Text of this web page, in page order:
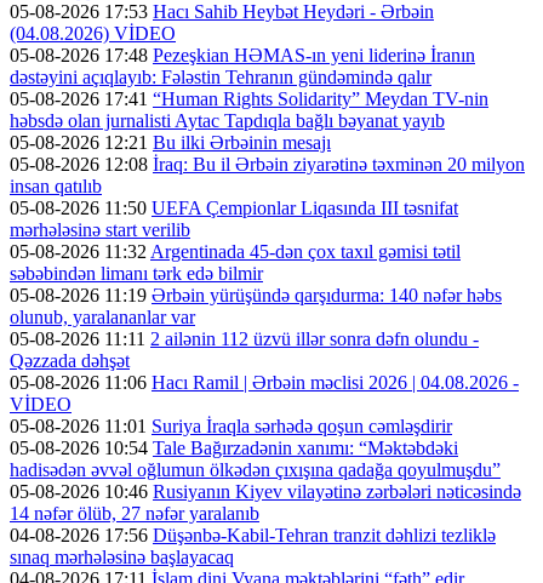
05-08-2026 17:53 Hacı Sahib Heybət Heydəri - Ərbəin
(04.08.2026) VİDEO
05-08-2026 17:48 Pezeşkian HƏMAS-ın yeni liderinə İranın
dəstəyini açıqlayıb: Fələstin Tehranın gündəmində qalır
05-08-2026 17:41 “Human Rights Solidarity” Meydan TV-nin
həbsdə olan jurnalisti Aytac Tapdıqla bağlı bəyanat yayıb
05-08-2026 12:21 Bu ilki Ərbəinin mesajı
05-08-2026 12:08 İraq: Bu il Ərbəin ziyarətinə təxminən 20 milyon
insan qatılıb
05-08-2026 11:50 UEFA Çempionlar Liqasında III təsnifat
mərhələsinə start verilib
05-08-2026 11:32 Argentinada 45-dən çox taxıl gəmisi tətil
səbəbindən limanı tərk edə bilmir
05-08-2026 11:19 Ərbəin yürüşündə qarşıdurma: 140 nəfər həbs
olunub, yaralananlar var
05-08-2026 11:11 2 ailənin 112 üzvü illər sonra dəfn olundu -
Qəzzada dəhşət
05-08-2026 11:06 Hacı Ramil | Ərbəin məclisi 2026 | 04.08.2026 -
VİDEO
05-08-2026 11:01 Suriya İraqla sərhədə qoşun cəmləşdirir
05-08-2026 10:54 Tale Bağırzadənin xanımı: “Məktəbdəki
hadisədən əvvəl oğlumun ölkədən çıxışına qadağa qoyulmuşdu”
05-08-2026 10:46 Rusiyanın Kiyev vilayətinə zərbələri nəticəsində
14 nəfər ölüb, 27 nəfər yaralanıb
04-08-2026 17:56 Düşənbə-Kabil-Tehran tranzit dəhlizi tezliklə
sınaq mərhələsinə başlayacaq